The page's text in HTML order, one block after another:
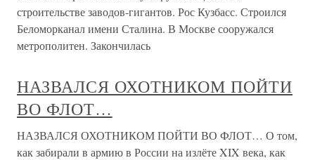
строительстве заводов-гигантов. Рос Кузбасс. Строился
Беломорканал имени Сталина. В Москве сооружался
метрополитен. Закончилась
НАЗВАЛСЯ ОХОТНИКОМ ПОЙТИ
ВО ФЛОТ…
НАЗВАЛСЯ ОХОТНИКОМ ПОЙТИ ВО ФЛОТ… О том,
как забирали в армию в России на излёте XIX века, как